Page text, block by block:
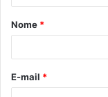
á
r
*
Nome *
E-mail *